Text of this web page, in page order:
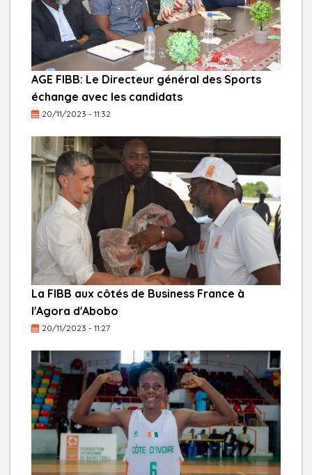
AGE FIBB: Le Directeur général des Sports
échange avec les candidats
20/11/2023 - 11:32
La FIBB aux côtés de Business France à
l'Agora d'Abobo
20/11/2023 - 11:27